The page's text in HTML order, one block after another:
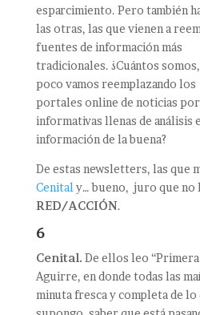
esparcimiento. Pero también
las otras, las que vienen a
fuentes de información más
tradicionales. ¿Cuántos
poco vamos reemplazando los
portales online de noticias por
informativas llenas de análisis e
información de la buena?
De estas newsletters, las que
Cenitaly… bueno, juro que no
RED/ACCIÓN.
6
Cenital. De ellos leo “Primera
Aguirre, en donde todas las
minuta fresca y completa de lo